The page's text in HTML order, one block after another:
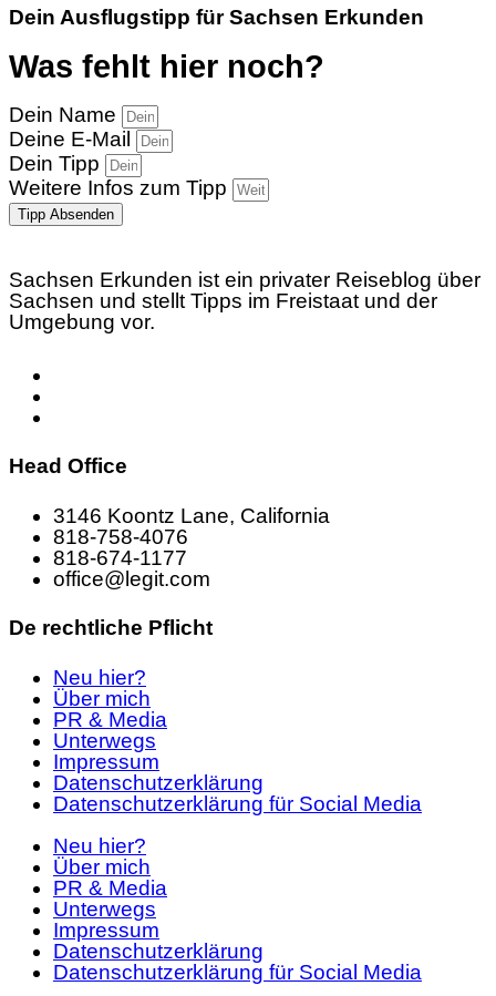
Dein Ausflugstipp für Sachsen Erkunden
Was fehlt hier noch?
Dein Name
Deine E-Mail
Dein Tipp
Weitere Infos zum Tipp
Tipp Absenden
Sachsen Erkunden ist ein privater Reiseblog über
Sachsen und stellt Tipps im Freistaat und der
Umgebung vor.
Head Office
3146 Koontz Lane, California
818-758-4076
818-674-1177
office@legit.com
De rechtliche Pflicht
Neu hier?
Über mich
PR & Media
Unterwegs
Impressum
Datenschutzerklärung
Datenschutzerklärung für Social Media
Neu hier?
Über mich
PR & Media
Unterwegs
Impressum
Datenschutzerklärung
Datenschutzerklärung für Social Media